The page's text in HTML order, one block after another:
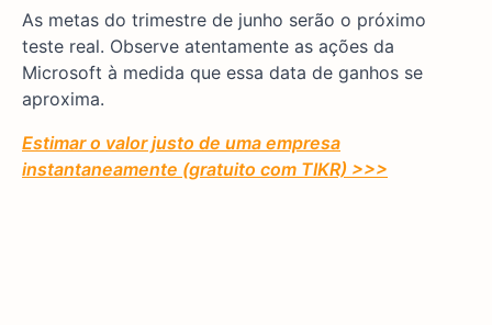
As metas do trimestre de junho serão o próximo
teste real. Observe atentamente as ações da
Microsoft à medida que essa data de ganhos se
aproxima.
Estimar o valor justo de uma empresa
instantaneamente (gratuito com TIKR) >>>